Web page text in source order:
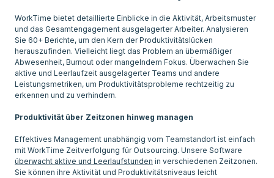
WorkTime bietet detaillierte Einblicke in die Aktivität, Arbeitsmuster
und das Gesamtengagement ausgelagerter Arbeiter. Analysieren
Sie 60+ Berichte, um den Kern der Produktivitätslücken
herauszufinden. Vielleicht liegt das Problem an übermäßiger
Abwesenheit, Burnout oder mangelndem Fokus. Überwachen Sie
aktive und Leerlaufzeit ausgelagerter Teams und andere
Leistungsmetriken, um Produktivitätsprobleme rechtzeitig zu
erkennen und zu verhindern.
Produktivität über Zeitzonen hinweg managen
Effektives Management unabhängig vom Teamstandort ist einfach
mit WorkTime Zeitverfolgung für Outsourcing. Unsere Software
überwacht aktive und Leerlaufstunden in verschiedenen Zeitzonen.
Sie können ihre Aktivität und Produktivitätsniveaus leicht